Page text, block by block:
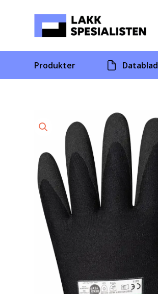
Produkter Datablad